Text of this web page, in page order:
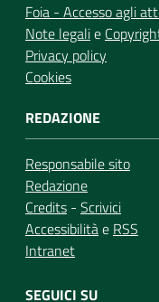
Foia - Accesso agli
Note legalie
Privacy policy
Cookies
REDAZIONE
Responsabile sito
Redazione
Credits - Scrivici
Accessibilitàe RSS
Intranet
SEGUICI SU